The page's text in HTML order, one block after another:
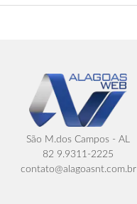
São M.dos Campos - AL
82 9.9311-2225
contato@alagoasnt.com.br